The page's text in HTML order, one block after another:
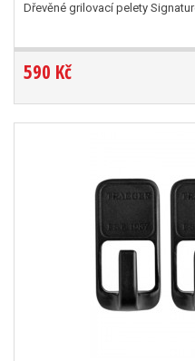
Dřevěné grilovací pelety
590 Kč